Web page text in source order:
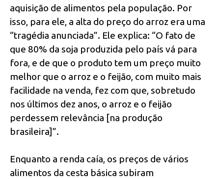
aquisição de alimentos pela população. Por
isso, para ele, a alta do preço do arroz era uma
“tragédia anunciada”. Ele explica: “O fato de
que 80% da soja produzida pelo país vá para
fora, e de que o produto tem um preço muito
melhor que o arroz e o feijão, com muito mais
facilidade na venda, fez com que, sobretudo
nos últimos dez anos, o arroz e o feijão
perdessem relevância [na produção
brasileira]”.
Enquanto a renda caía, os preços de vários
alimentos da cesta básica subiram